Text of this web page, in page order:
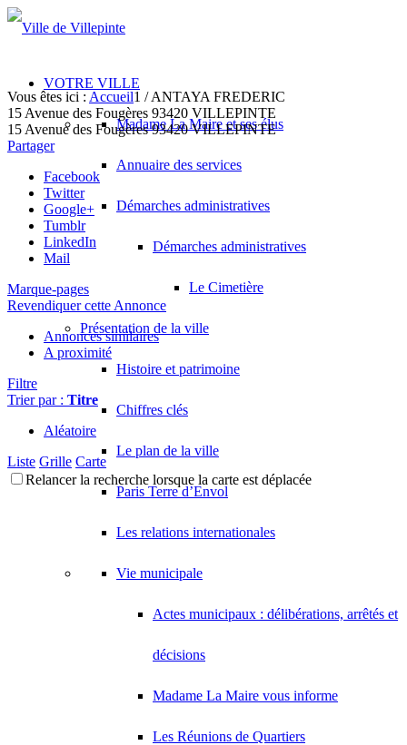
VOTRE VILLE
Madame La Maire et ses élus
Annuaire des services
Démarches administratives
Démarches administratives
Le Cimetière
Présentation de la ville
Histoire et patrimoine
Chiffres clés
Le plan de la ville
Paris Terre d’Envol
Les relations internationales
Vie municipale
Actes municipaux : délibérations, arrêtés et
décisions
Madame La Maire vous informe
Les Réunions de Quartiers
Vous êtes ici : Accueil1 / ANTAYA FREDERIC
15 Avenue des Fougères 93420 VILLEPINTE
15 Avenue des Fougères 93420 VILLEPINTE
Partager
Facebook
Twitter
Google+
Tumblr
LinkedIn
Mail
Marque-pages
Revendiquer cette Annonce
Annonces similaires
A proximité
Filtre
Trier par : Titre
Aléatoire
Liste Grille Carte
Relancer la recherche lorsque la carte est déplacée